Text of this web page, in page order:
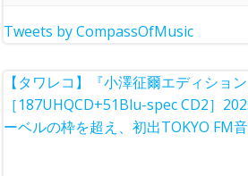
Tweets by CompassOfMusic
【タワレコ】『小澤征爾エディショ
［187UHQCD+51Blu-spec CD2］
ーベルの枠を超え、初出TOKYO FM